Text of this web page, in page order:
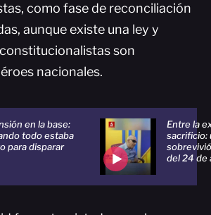
como fase de reconciliación
aunque existe una ley y
son
nacionales.
en la base:
todo estaba
para disparar
Entre la
sacrificio:
del 24 de